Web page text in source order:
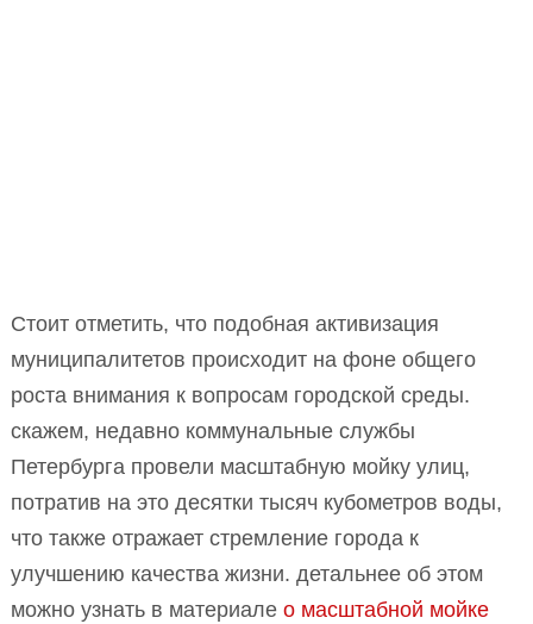
Стоит отметить, что подобная активизация
муниципалитетов происходит на фоне общего
роста внимания к вопросам городской среды.
скажем, недавно коммунальные службы
Петербурга провели масштабную мойку улиц,
потратив на это десятки тысяч кубометров воды,
что также отражает стремление города к
улучшению качества жизни. детальнее об этом
можно узнать в материале о масштабной мойке